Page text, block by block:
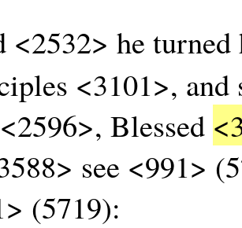
<2532> he
<3101>,
Blessed
see <991>
(5719):